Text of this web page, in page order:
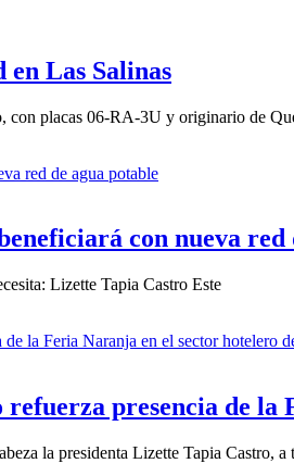
Las Salinas
con placas 06-RA-3U y originario de
con nueva red
Lizette Tapia Castro Este
presencia de
la presidenta Lizette Tapia Castro, a